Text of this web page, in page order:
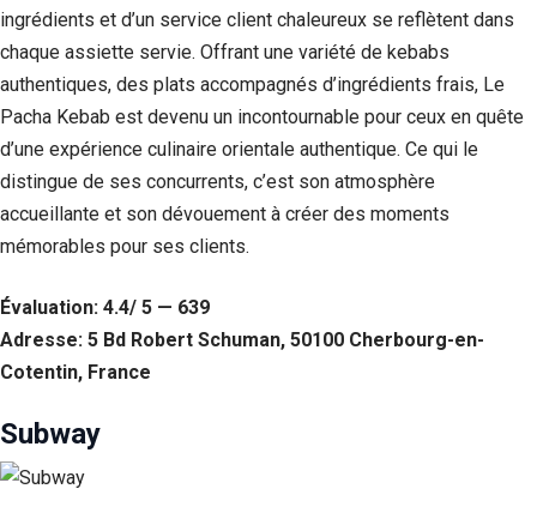
ingrédients et d’un service client chaleureux se reflètent dans
chaque assiette servie. Offrant une variété de kebabs
authentiques, des plats accompagnés d’ingrédients frais, Le
Pacha Kebab est devenu un incontournable pour ceux en quête
d’une expérience culinaire orientale authentique. Ce qui le
distingue de ses concurrents, c’est son atmosphère
accueillante et son dévouement à créer des moments
mémorables pour ses clients.
Évaluation: 4.4/ 5 — 639
Adresse: 5 Bd Robert Schuman, 50100 Cherbourg-en-
Cotentin, France
Subway
Nécessaire
sont pas
sont
nécessaires au
fonctionnement